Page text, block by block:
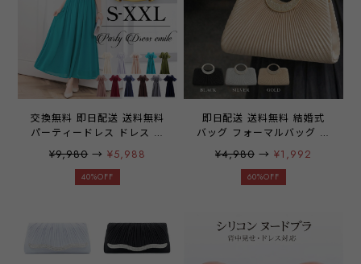
交換無料 即日配送 送料無料
パーティードレス ドレス ワ
ンピース ロングドレス レー
ス シフォン フリル 袖有り
マキシ丈 お呼ばれドレス 結
ーティー ブライダル レディ
ース 20代 30代 40代 大き
いサイズ 体型カバー お呼ば
¥9,980→¥5,988
40%OFF
即日配送 送料無料 結婚式
バッグ フォーマルバッグ オ
ケージョン オケージョンバ
ッグ パーティーバッグ 袱紗
も入る シルバー シャンパン
パーティーバッグ サテン シ
ョルダー emile0382
¥4,980→ ¥1,992
60%OFF